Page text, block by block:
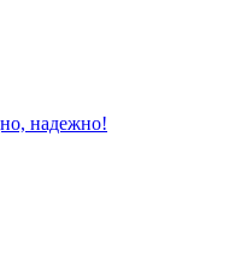
надежно!